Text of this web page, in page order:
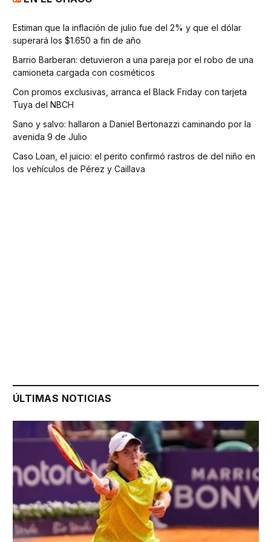
Estiman que la inflación de julio fue del 2% y que el dólar
superará los $1.650 a fin de año
Barrio Barberan: detuvieron a una pareja por el robo de una
camioneta cargada con cosméticos
Con promos exclusivas, arranca el Black Friday con tarjeta
Tuya del NBCH
Sano y salvo: hallaron a Daniel Bertonazzi caminando por la
avenida 9 de Julio
Caso Loan, el juicio: el perito confirmó rastros de del niño en
los vehículos de Pérez y Caillava
ÚLTIMAS NOTICIAS